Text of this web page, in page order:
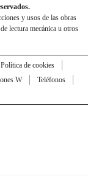
y usos de las obras
lectura mecánica u otros
Política de cookies
W
Teléfonos